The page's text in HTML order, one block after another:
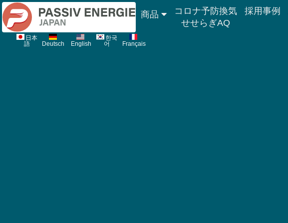
日本
語
Deutsch English
한국
어
Français
商品
コロナ予防換気
せせらぎAQ
採用事例